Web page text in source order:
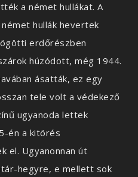
a német hullákat. A
hullák hevertek
erdőrészben
húzódott, még 1944.
ásatták, ez egy
tele volt a védekező
ugyanoda lettek
én a kitörés
el. Ugyanonnan út
hegyre, e mellett sok